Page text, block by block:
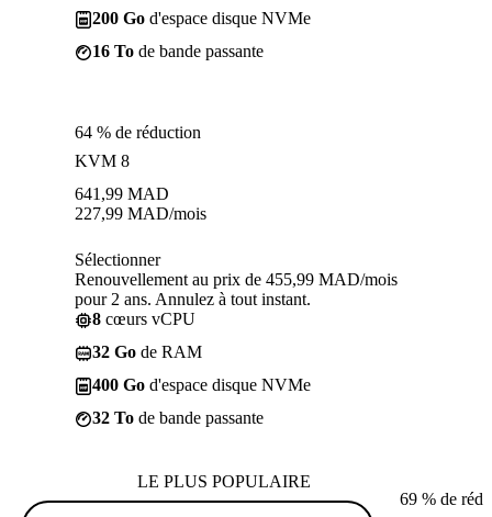
200 Go d'espace disque NVMe
16 To de bande passante
64 % de réduction
KVM 8
641,99 MAD
227,99 MAD/mois
Sélectionner
Renouvellement au prix de 455,99 MAD/mois
pour 2 ans. Annulez à tout instant.
8 cœurs vCPU
32 Go de RAM
400 Go d'espace disque NVMe
32 To de bande passante
LE PLUS POPULAIRE
69 % de